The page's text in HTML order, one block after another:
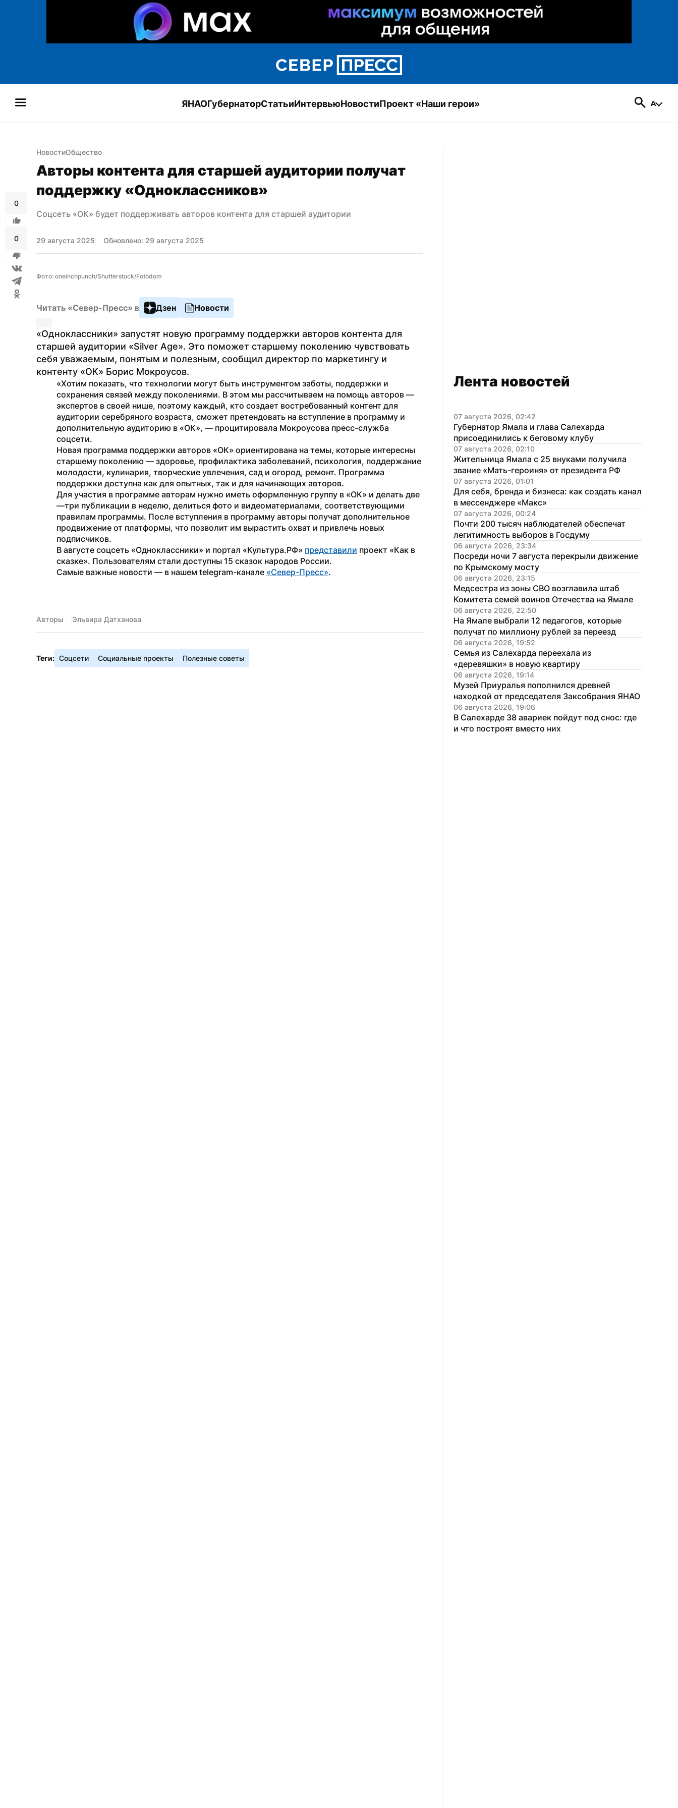
ЯНАОГубернаторСтатьиИнтервьюНовостиПроект «Наши герои»
0
0
НовостиОбщество
Авторы контента для старшей аудитории получат
поддержку «Одноклассников»
Соцсеть «ОК» будет поддерживать авторов контента для старшей аудитории
29 августа 2025 Обновлено: 29 августа 2025
Фото: oneinchpunch/Shutterstock/Fotodom
Читать «Север-Пресс» в Дзен Новости
«Одноклассники» запустят новую программу поддержки авторов контента для
старшей аудитории «Silver Age». Это поможет старшему поколению чувствовать
себя уважаемым, понятым и полезным, сообщил директор по маркетингу и
контенту «ОК» Борис Мокроусов.
«Хотим показать, что технологии могут быть инструментом заботы, поддержки и
сохранения связей между поколениями. В этом мы рассчитываем на помощь авторов —
экспертов в своей нише, поэтому каждый, кто создает востребованный контент для
аудитории серебряного возраста, сможет претендовать на вступление в программу и
дополнительную аудиторию в «ОК», — процитировала Мокроусова пресс-служба
соцсети.
Новая программа поддержки авторов «ОК» ориентирована на темы, которые интересны
старшему поколению — здоровье, профилактика заболеваний, психология, поддержание
молодости, кулинария, творческие увлечения, сад и огород, ремонт. Программа
поддержки доступна как для опытных, так и для начинающих авторов.
Для участия в программе авторам нужно иметь оформленную группу в «ОК» и делать две
—три публикации в неделю, делиться фото и видеоматериалами, соответствующими
правилам программы. После вступления в программу авторы получат дополнительное
продвижение от платформы, что позволит им вырастить охват и привлечь новых
подписчиков.
В августе соцсеть «Одноклассники» и портал «Культура.РФ» представили проект «Как в
сказке». Пользователям стали доступны 15 сказок народов России.
Самые важные новости — в нашем telegram-канале «Север-Пресс».
Авторы Эльвира Датханова
Теги: Соцсети Социальные проекты Полезные советы
Лента новостей
07 августа 2026, 02:42
Губернатор Ямала и глава Салехарда
присоединились к беговому клубу
07 августа 2026, 02:10
Жительница Ямала с 25 внуками получила
звание «Мать-героиня» от президента РФ
07 августа 2026, 01:01
Для себя, бренда и бизнеса: как создать канал
в мессенджере «Макс»
07 августа 2026, 00:24
Почти 200 тысяч наблюдателей обеспечат
легитимность выборов в Госдуму
06 августа 2026, 23:34
Посреди ночи 7 августа перекрыли движение
по Крымскому мосту
06 августа 2026, 23:15
Медсестра из зоны СВО возглавила штаб
Комитета семей воинов Отечества на Ямале
06 августа 2026, 22:50
На Ямале выбрали 12 педагогов, которые
получат по миллиону рублей за переезд
06 августа 2026, 19:52
Семья из Салехарда переехала из
«деревяшки» в новую квартиру
06 августа 2026, 19:14
Музей Приуралья пополнился древней
находкой от председателя Заксобрания ЯНАО
06 августа 2026, 19:06
В Салехарде 38 авариек пойдут под снос: где
и что построят вместо них